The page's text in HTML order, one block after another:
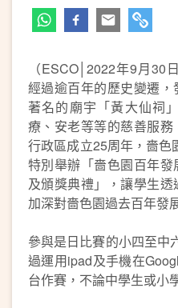
（ESCO│2022年9月30
經過逾百年的歷史變遷
著名的廟宇「黃大仙祠
療、安老等等的慈善服
行政區成立25周年，嗇色
特別舉辦「嗇色園百年
及頒獎典禮」，讓學生透
加深對嗇色園過去百年發
參與是日比賽的小四至中
過運用ipad及手機在
台作賽，不論中學生或小